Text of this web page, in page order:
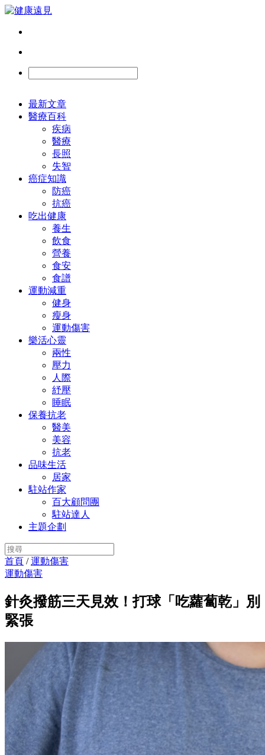
最新文章
醫療百科
疾病
醫療
長照
失智
癌症知識
防癌
抗癌
吃出健康
養生
飲食
營養
食安
食譜
運動減重
健身
瘦身
運動傷害
樂活心靈
兩性
壓力
人際
紓壓
睡眠
保養抗老
醫美
美容
抗老
品味生活
居家
駐站作家
百大顧問團
駐站達人
主題企劃
首頁 /運動傷害
運動傷害
針灸撥筋三天見效！打球「吃蘿蔔乾」別
緊張